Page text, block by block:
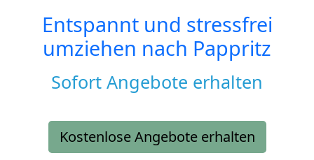
Entspannt und stressfrei
umziehen nach Pappritz
Sofort Angebote erhalten
Kostenlose Angebote erhalten